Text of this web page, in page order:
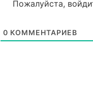
Пожалуйста,
0 КОММЕНТАРИЕВ